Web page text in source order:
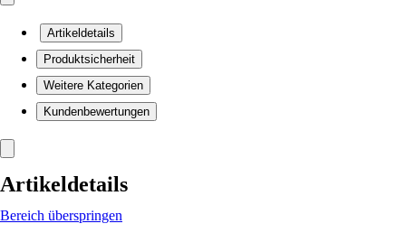
Artikeldetails
Produktsicherheit
Weitere Kategorien
Kundenbewertungen
Artikeldetails
Bereich überspringen